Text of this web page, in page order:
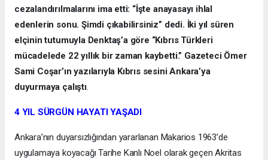
cezalandırılmalarını ima etti: “İşte anayasayı ihlal
edenlerin sonu. Şimdi çıkabilirsiniz” dedi. İki yıl süren
elçinin tutumuyla Denktaş’a göre “Kıbrıs Türkleri
mücadelede 22 yıllık bir zaman kaybetti.” Gazeteci Ömer
Sami Coşar’ın yazılarıyla Kıbrıs sesini Ankara’ya
duyurmaya çalıştı.
4 YIL SÜRGÜN HAYATI YAŞADI
Ankara’nın duyarsızlığından yararlanan Makarios 1963’de
uygulamaya koyacağı Tarihe Kanlı Noel olarak geçen Akritas